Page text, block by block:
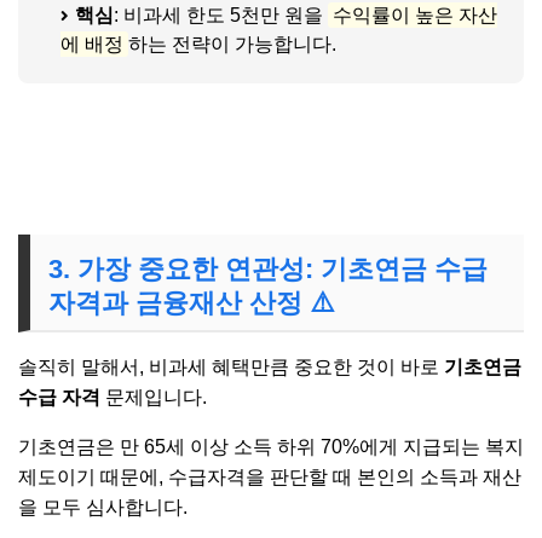
핵심: 비과세 한도 5천만 원을 수익률이 높은 자산
에 배정 하는 전략이 가능합니다.
3. 가장 중요한 연관성: 기초연금 수급
자격과 금융재산 산정 ⚠️
솔직히 말해서, 비과세 혜택만큼 중요한 것이 바로 기초연금
수급 자격 문제입니다.
기초연금은 만 65세 이상 소득 하위 70%에게 지급되는 복지
제도이기 때문에, 수급자격을 판단할 때 본인의 소득과 재산
을 모두 심사합니다.